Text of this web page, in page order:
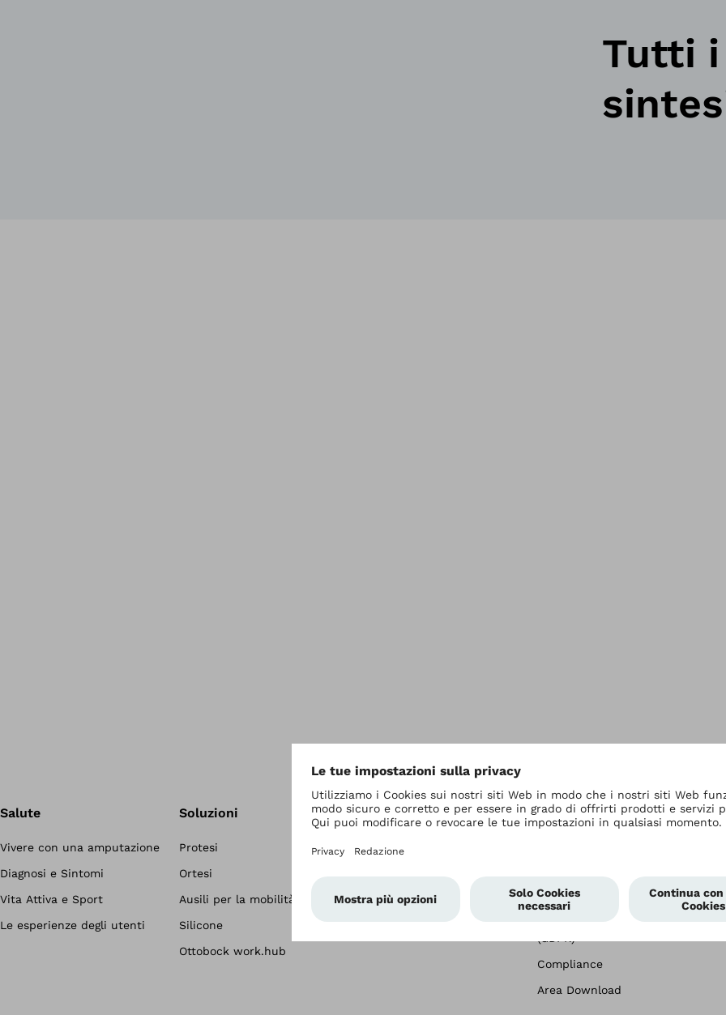
Tutti i
Salute
Vivere con una amputazione
Diagnosi e Sintomi
Vita Attiva e Sport
Le esperienze degli utenti
Soluzioni
Protesi
Ortesi
Ausili per la mobilità
Silicone
Ottobock work.hub
Servizi
Academy Ottobock
Servizi Post-Vendita
Soluzioni per i professionisti
Ottobock Italia
Partner
Trattamento dei Dati Personali
Compliance
Area Download